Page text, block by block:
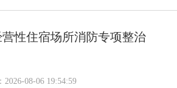
性住宿场所消防专项整治
2026-08-06 19:54:59